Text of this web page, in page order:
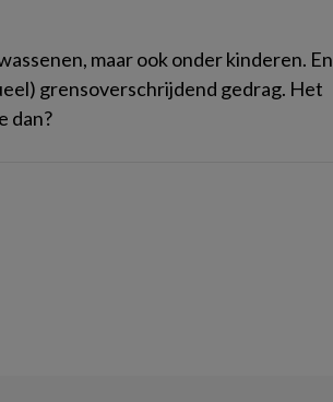
maar ook onder kinderen. En
grensoverschrijdend gedrag. Het
dan?